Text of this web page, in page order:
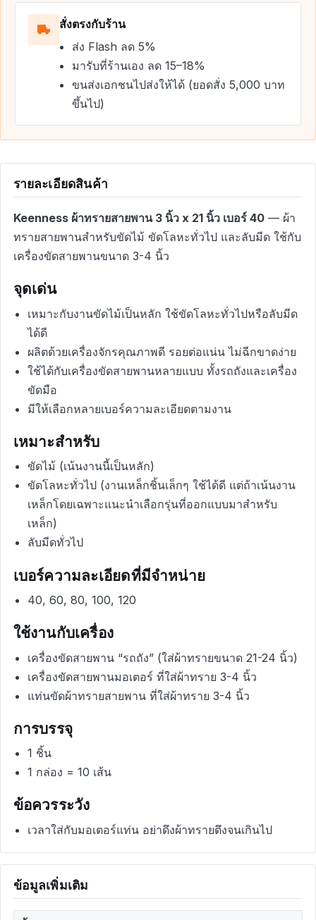
สั่งตรงกับร้าน
ส่ง Flash ลด 5%
มารับที่ร้านเอง ลด 15–18%
ขนส่งเอกชนไปส่งให้ได้ (ยอดสั่ง 5,000 บาท
ขึ้นไป)
รายละเอียดสินค้า
Keenness ผ้าทรายสายพาน 3 นิ้ว x 21 นิ้ว เบอร์ 40— ผ้า
ทรายสายพานสำหรับขัดไม้ ขัดโลหะทั่วไป และลับมีด ใช้กับ
เครื่องขัดสายพานขนาด 3-4 นิ้ว
จุดเด่น
เหมาะกับงานขัดไม้เป็นหลัก ใช้ขัดโลหะทั่วไปหรือลับมีด
ได้ดี
ผลิตด้วยเครื่องจักรคุณภาพดี รอยต่อแน่น ไม่ฉีกขาดง่าย
ใช้ได้กับเครื่องขัดสายพานหลายแบบ ทั้งรถถังและเครื่อง
ขัดมือ
มีให้เลือกหลายเบอร์ความละเอียดตามงาน
เหมาะสำหรับ
ขัดไม้ (เน้นงานนี้เป็นหลัก)
ขัดโลหะทั่วไป (งานเหล็กชิ้นเล็กๆ ใช้ได้ดี แต่ถ้าเน้นงาน
เหล็กโดยเฉพาะแนะนำเลือกรุ่นที่ออกแบบมาสำหรับ
เหล็ก)
ลับมีดทั่วไป
เบอร์ความละเอียดที่มีจำหน่าย
40, 60, 80, 100, 120
ใช้งานกับเครื่อง
เครื่องขัดสายพาน “รถถัง” (ใส่ผ้าทรายขนาด 21-24 นิ้ว)
เครื่องขัดสายพานมอเตอร์ ที่ใส่ผ้าทราย 3-4 นิ้ว
แท่นขัดผ้าทรายสายพาน ที่ใส่ผ้าทราย 3-4 นิ้ว
การบรรจุ
1 ชิ้น
1 กล่อง = 10 เส้น
ข้อควรระวัง
เวลาใส่กับมอเตอร์แท่น อย่าดึงผ้าทรายตึงจนเกินไป
ข้อมูลเพิ่มเติม